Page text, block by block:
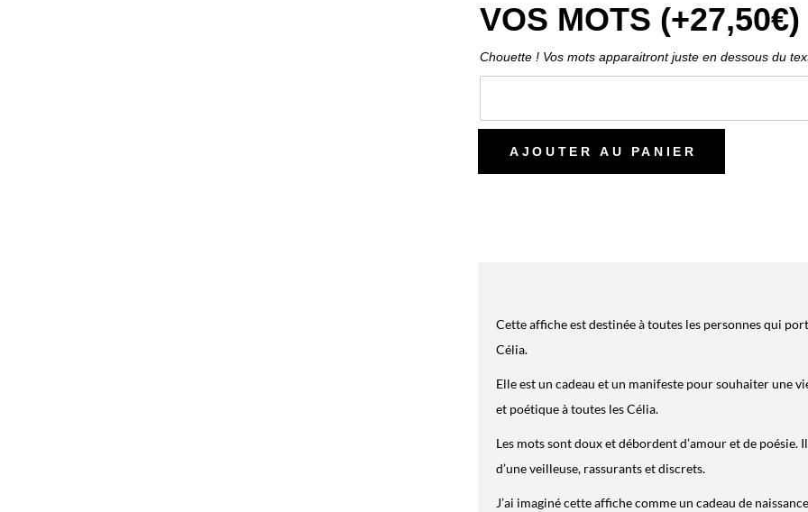
VOS MOTS (+27,50€)
Chouette ! Vos mots apparaitront juste en dessous du
AJOUTER AU PANIER
Cette affiche est destinée à toutes les personnes qui
Célia.
Elle est un cadeau et un manifeste pour souhaiter une
et poétique à toutes les Célia.
Les mots sont doux et débordent d’amour et de poésie.
d’une veilleuse, rassurants et discrets.
J’ai imaginé cette affiche comme un cadeau de